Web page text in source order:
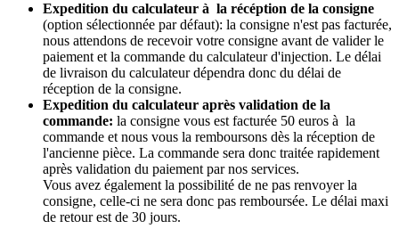
Expedition du calculateur à la récéption de la consigne
(option sélectionnée par défaut): la consigne n'est pas facturée,
nous attendons de recevoir votre consigne avant de valider le
paiement et la commande du calculateur d'injection. Le délai
de livraison du calculateur dépendra donc du délai de
réception de la consigne.
Expedition du calculateur après validation de la
commande: la consigne vous est facturée 50 euros à la
commande et nous vous la remboursons dès la réception de
l'ancienne pièce. La commande sera donc traitée rapidement
après validation du paiement par nos services.
Vous avez également la possibilité de ne pas renvoyer la
consigne, celle-ci ne sera donc pas remboursée. Le délai maxi
de retour est de 30 jours.